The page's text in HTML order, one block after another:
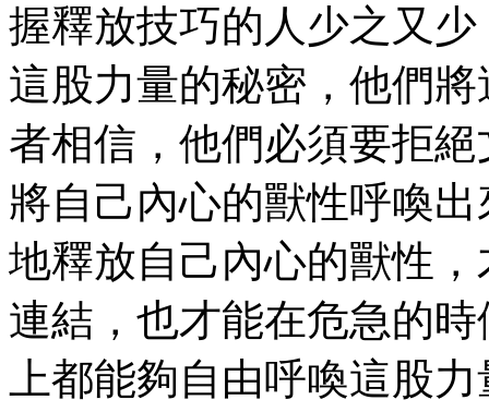
握釋放技巧的人少之又
這股力量的秘密，他們
者相信，他們必須要拒
將自己內心的獸性呼喚
地釋放自己內心的獸性
連結，也才能在危急的
上都能夠自由呼喚這股